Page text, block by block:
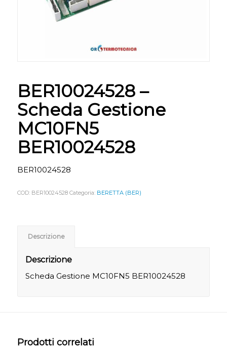
BER10024528 –
Scheda Gestione
MC10FN5
BER10024528
BER10024528
COD: BER10024528 Categoria: BERETTA (BER)
Descrizione
Descrizione
Scheda Gestione MC10FN5 BER10024528
Prodotti correlati